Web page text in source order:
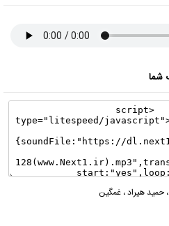
شما
، حمید هیراد، غمگین